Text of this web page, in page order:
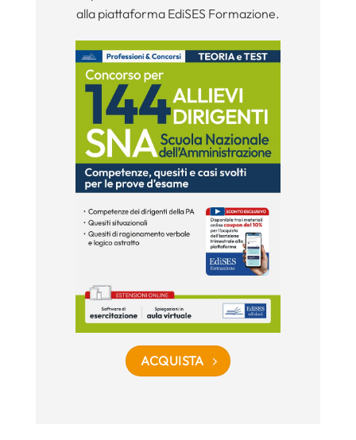
alla piattaforma EdiSES Formazione.
ACQUISTA